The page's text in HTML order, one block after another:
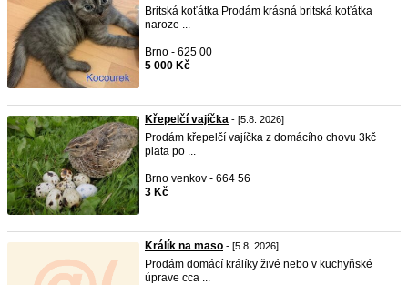
Britská koťátka Prodám krásná britská koťátka
naroze ...
Brno - 625 00
5 000 Kč
Křepelčí vajíčka - [5.8. 2026]
Prodám křepelčí vajíčka z domácího chovu 3kč
plata po ...
Brno venkov - 664 56
3 Kč
Králík na maso - [5.8. 2026]
Prodám domácí králíky živé nebo v kuchyňské
úprave cca ...